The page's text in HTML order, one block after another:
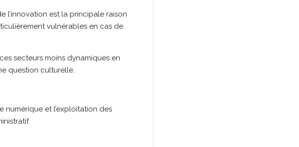
l’innovation est la principale raison
vulnérables en cas de
secteurs moins dynamiques en
question culturelle.
numérique et l’exploitation des